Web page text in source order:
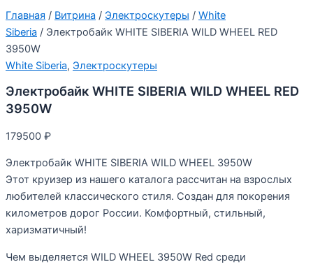
Главная / Витрина / Электроскутеры / White
Siberia / Электробайк WHITE SIBERIA WILD WHEEL RED
3950W
White Siberia, Электроскутеры
Электробайк WHITE SIBERIA WILD WHEEL RED
3950W
179500 ₽
Электробайк WHITE SIBERIA WILD WHEEL 3950W
Этот круизер из нашего каталога рассчитан на взрослых
любителей классического стиля. Создан для покорения
километров дорог России. Комфортный, стильный,
харизматичный!
Чем выделяется WILD WHEEL 3950W Red среди